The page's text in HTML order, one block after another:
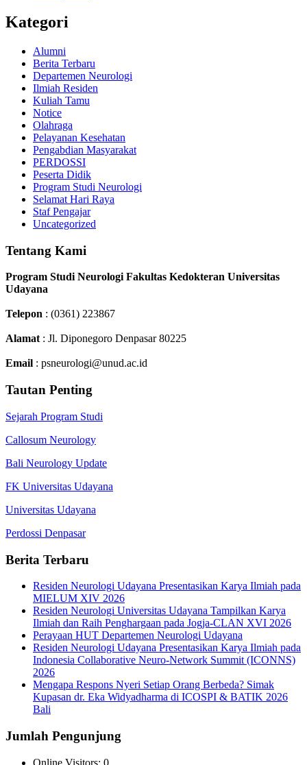
Kategori
Alumni
Berita Terbaru
Departemen Neurologi
Ilmiah Residen
Kuliah Tamu
Notice
Olahraga
Pelayanan Kesehatan
Pengabdian Masyarakat
PERDOSSI
Peserta Didik
Program Studi Neurologi
Selamat Hari Raya
Staf Pengajar
Uncategorized
Tentang Kami
Program Studi Neurologi Fakultas Kedokteran Universitas
Udayana
Telepon : (0361) 223867
Alamat: Jl. Diponegoro Denpasar 80225
Email : psneurologi@unud.ac.id
Tautan Penting
Sejarah Program Studi
Callosum Neurology
Bali Neurology Update
FK Universitas Udayana
Universitas Udayana
Perdossi Denpasar
Berita Terbaru
Residen Neurologi Udayana Presentasikan Karya Ilmiah pada
MIELUM XIV 2026
Residen Neurologi Universitas Udayana Tampilkan Karya
Ilmiah dan Raih Penghargaan pada Jogja-CLAN XVI 2026
Perayaan HUT Departemen Neurologi Udayana
Residen Neurologi Udayana Presentasikan Karya Ilmiah pada
Indonesia Collaborative Neuro-Network Summit (ICONNS)
2026
Mengapa Respons Nyeri Setiap Orang Berbeda? Simak
Kupasan dr. Eka Widyadharma di ICOSPI & BATIK 2026
Bali
Jumlah Pengunjung
Online Visitors: 0